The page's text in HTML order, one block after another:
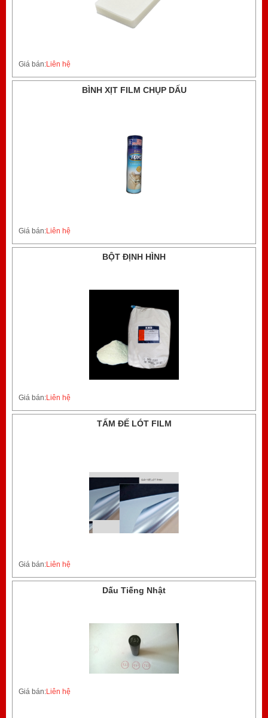
Giá bán:Liên hệ
BÌNH XỊT FILM CHỤP DẤU
Giá bán:Liên hệ
BỘT ĐỊNH HÌNH
Giá bán:Liên hệ
TẤM ĐẾ LÓT FILM
Giá bán:Liên hệ
Dấu Tiếng Nhật
Giá bán:Liên hệ